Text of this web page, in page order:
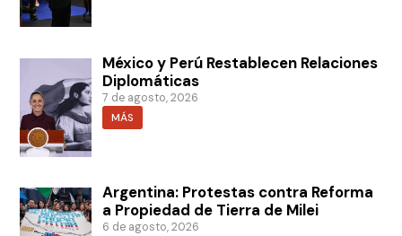
México y Perú Restablecen Relaciones
Diplomáticas
7 de agosto, 2026
MÁS
Argentina: Protestas contra Reforma
a Propiedad de Tierra de Milei
6 de agosto, 2026